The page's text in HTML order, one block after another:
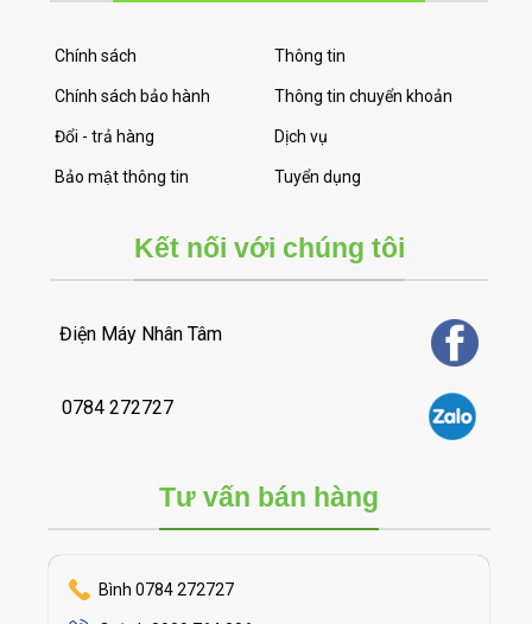
Chính sách
Chính sách bảo hành
Đổi - trả hàng
Bảo mật thông tin
Thông tin
Thông tin chuyển khoản
Dịch vụ
Tuyển dụng
Kết nối với chúng tôi
Điện Máy Nhân Tâm
0784 272727
Tư vấn bán hàng
Bình 0784 272727